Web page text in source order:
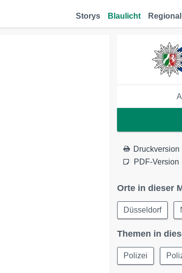
Storys Blaulicht Regional
Druckversion
PDF-Version
Orte in dieser
Düsseldorf
Themen in
Polizei